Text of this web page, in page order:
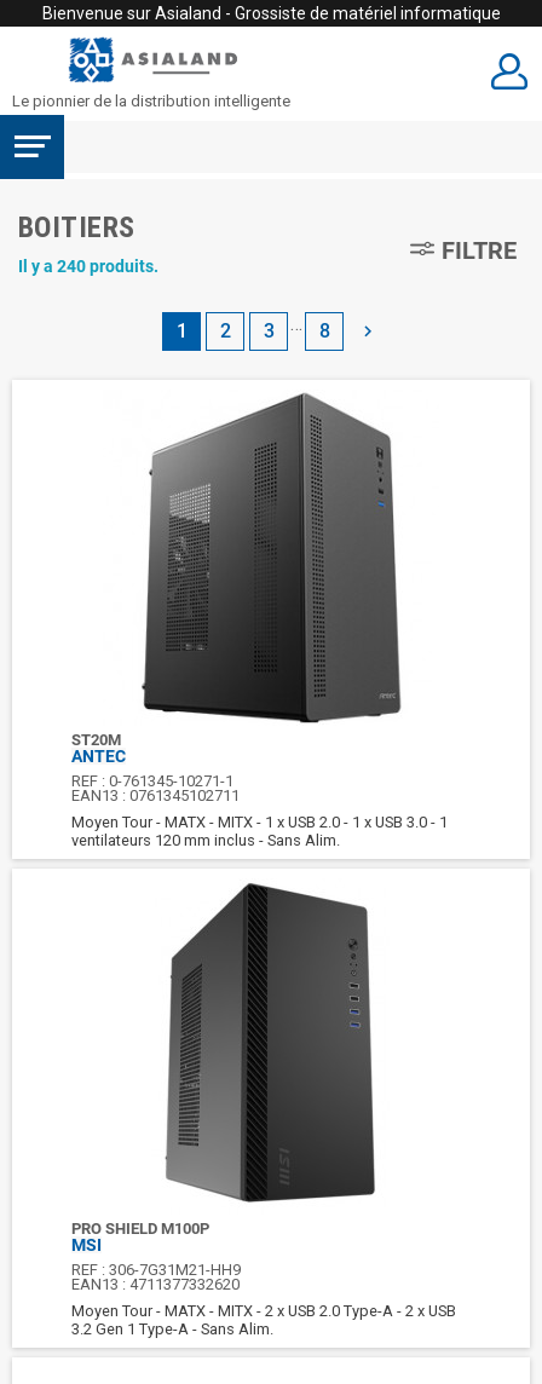
Bienvenue sur Asialand - Grossiste de matériel informatique
Le pionnier de la distribution intelligente
BOITIERS
Il y a 240 produits.
FILTRE
1 2 3 … 8 
ST20M
ANTEC
REF :0-761345-10271-1
EAN13 :0761345102711
Moyen Tour - MATX - MITX - 1 x USB 2.0 - 1 x USB 3.0 - 1
ventilateurs 120 mm inclus - Sans Alim.
PRO SHIELD M100P
MSI
REF :306-7G31M21-HH9
EAN13 : 4711377332620
Moyen Tour - MATX - MITX - 2 x USB 2.0 Type-A - 2 x USB
3.2 Gen 1 Type-A - Sans Alim.